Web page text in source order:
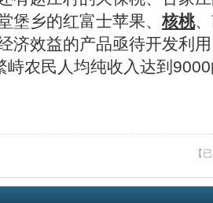
堡乡的红富士苹果、核桃
济效益的产品亟待开发利
峙农民人均纯收入达到
【